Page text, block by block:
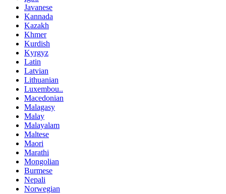
Javanese
Kannada
Kazakh
Khmer
Kurdish
Kyrgyz
Latin
Latvian
Lithuanian
Luxembou..
Macedonian
Malagasy
Malay
Malayalam
Maltese
Maori
Marathi
Mongolian
Burmese
Nepali
Norwegian